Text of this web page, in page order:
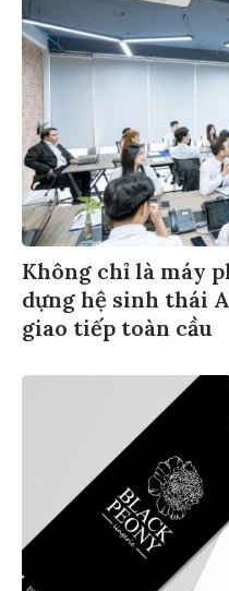
Không chỉ là máy
dựng hệ sinh thái
giao tiếp toàn cầu